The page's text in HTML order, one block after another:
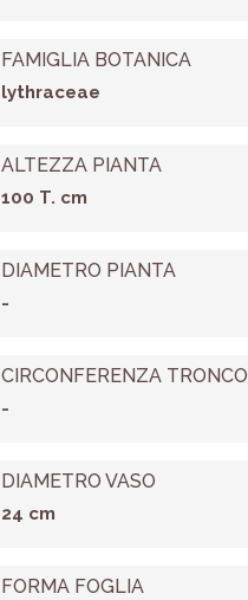
FAMIGLIA BOTANICA
lythraceae
ALTEZZA PIANTA
100 T. cm
DIAMETRO PIANTA
-
CIRCONFERENZA TRONCO
-
DIAMETRO VASO
24 cm
FORMA FOGLIA